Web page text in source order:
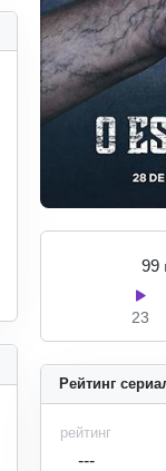
99
23
Рейтинг
рейтинг
---